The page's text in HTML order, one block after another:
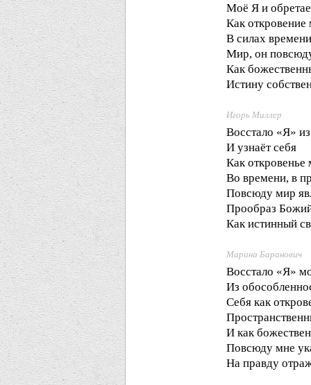
Моё Я и
Как откровение
В силах
Мир, он
Как
Истину
Игорь Миллер
Восстало «Я»
И узнаёт себя
Как откровенье
Во времени, в
Повсюду мир
Прообраз
Как истинный
Марина Баранович
Восстало «Я»
Из
Себя как
И как
Повсюду мне
На правду